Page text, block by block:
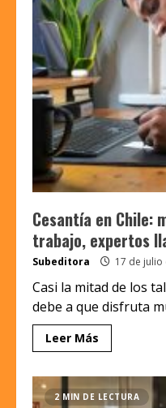
Cesantía en Chile:
trabajo, expertos
Subeditora 17 de julio
Casi la mitad de los
debe a que disfruta
Leer Más
2 MIN DE LECTURA